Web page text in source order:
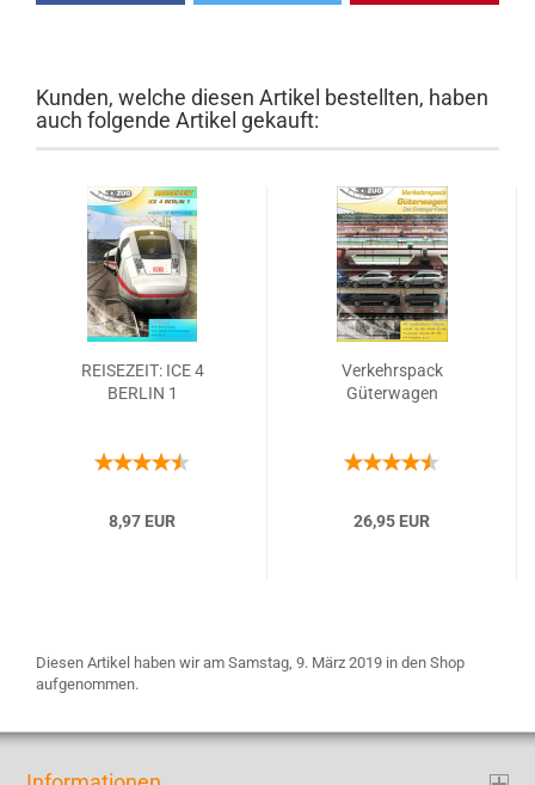
Kunden, welche diesen Artikel bestellten, haben
auch folgende Artikel gekauft:
REISEZEIT: ICE 4
BERLIN 1
8,97 EUR
Verkehrspack
Güterwagen
26,95 EUR
Diesen Artikel haben wir am Samstag, 9. März 2019 in den Shop
aufgenommen.